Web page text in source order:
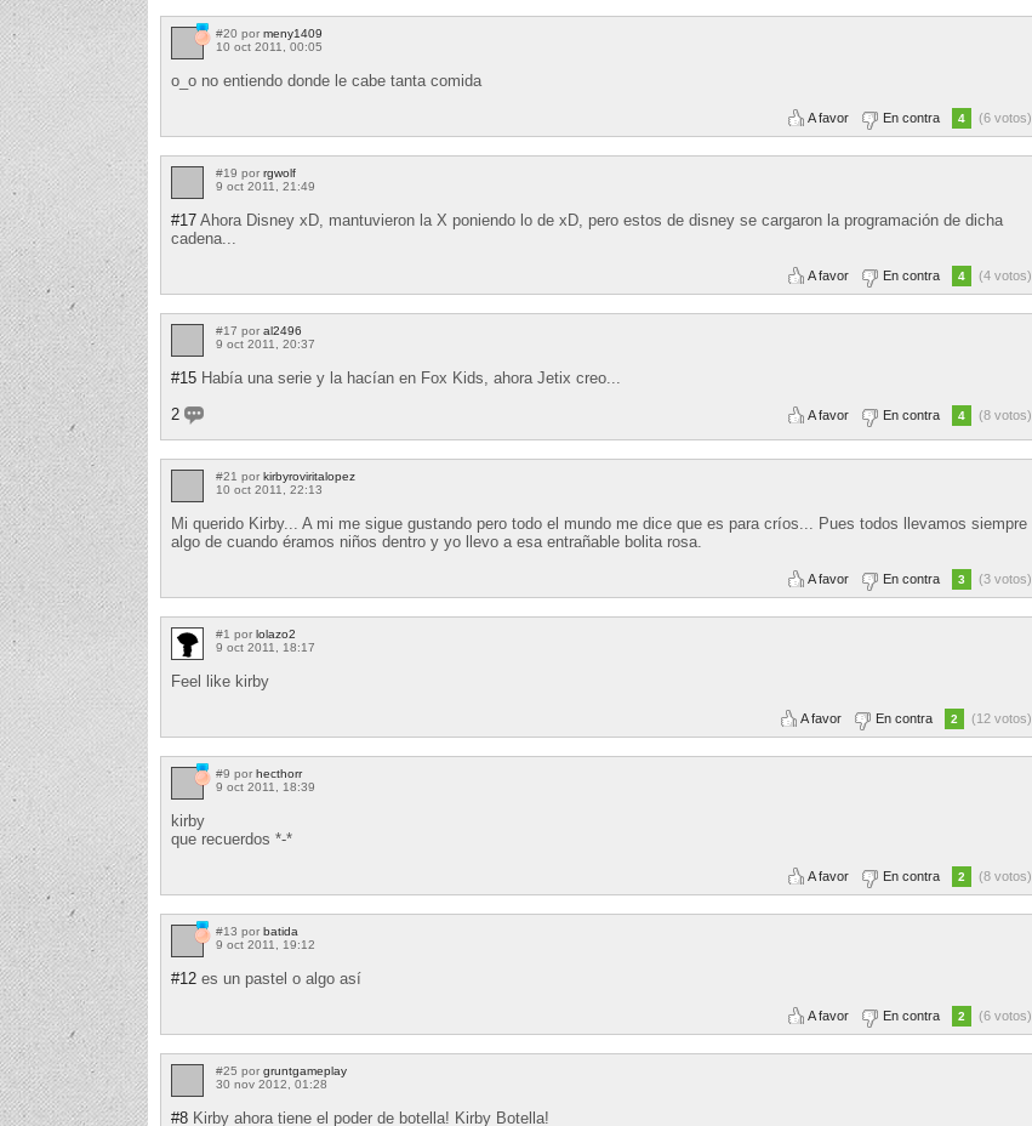
#20 por meny1409
10 oct 2011, 00:05
o_o no entiendo donde le cabe tanta comida
A favor En contra 4 (6 votos)
#19 por rgwolf
9 oct 2011, 21:49
#17 Ahora Disney xD, mantuvieron la X poniendo lo de xD, pero estos de disney se cargaron la programación de dicha
cadena...
A favor En contra 4 (4 votos)
#17 por al2496
9 oct 2011, 20:37
#15 Había una serie y la hacían en Fox Kids, ahora Jetix creo...
2
A favor En contra 4 (8 votos)
#21 por kirbyroviritalopez
10 oct 2011, 22:13
Mi querido Kirby... A mi me sigue gustando pero todo el mundo me dice que es para críos... Pues todos llevamos siempre
algo de cuando éramos niños dentro y yo llevo a esa entrañable bolita rosa.
A favor En contra 3 (3 votos)
#1 por lolazo2
9 oct 2011, 18:17
Feel like kirby
A favor En contra 2 (12 votos)
#9 por hecthorr
9 oct 2011, 18:39
kirby
que recuerdos *-*
A favor En contra 2 (8 votos)
#13 por batida
9 oct 2011, 19:12
#12 es un pastel o algo así
A favor En contra 2 (6 votos)
#25 por gruntgameplay
30 nov 2012, 01:28
#8 Kirby ahora tiene el poder de botella! Kirby Botella!